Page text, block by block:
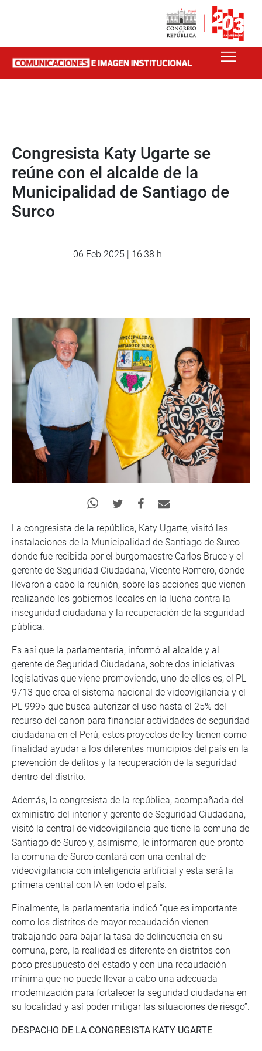
Congresista Katy Ugarte se
reúne con el alcalde de la
Municipalidad de Santiago de
Surco
06 Feb 2025 | 16:38 h
La congresista de la república, Katy Ugarte, visitó las
instalaciones de la Municipalidad de Santiago de Surco
donde fue recibida por el burgomaestre Carlos Bruce y el
gerente de Seguridad Ciudadana, Vicente Romero, donde
llevaron a cabo la reunión, sobre las acciones que vienen
realizando los gobiernos locales en la lucha contra la
inseguridad ciudadana y la recuperación de la seguridad
pública.
Es así que la parlamentaria, informó al alcalde y al
gerente de Seguridad Ciudadana, sobre dos iniciativas
legislativas que viene promoviendo, uno de ellos es, el PL
9713 que crea el sistema nacional de videovigilancia y el
PL 9995 que busca autorizar el uso hasta el 25% del
recurso del canon para financiar actividades de seguridad
ciudadana en el Perú, estos proyectos de ley tienen como
finalidad ayudar a los diferentes municipios del país en la
prevención de delitos y la recuperación de la seguridad
dentro del distrito.
Además, la congresista de la república, acompañada del
exministro del interior y gerente de Seguridad Ciudadana,
visitó la central de videovigilancia que tiene la comuna de
Santiago de Surco y, asimismo, le informaron que pronto
la comuna de Surco contará con una central de
videovigilancia con inteligencia artificial y esta será la
primera central con IA en todo el país.
Finalmente, la parlamentaria indicó “que es importante
como los distritos de mayor recaudación vienen
trabajando para bajar la tasa de delincuencia en su
comuna, pero, la realidad es diferente en distritos con
poco presupuesto del estado y con una recaudación
mínima que no puede llevar a cabo una adecuada
modernización para fortalecer la seguridad ciudadana en
su localidad y así poder mitigar las situaciones de riesgo”.
DESPACHO DE LA CONGRESISTA KATY UGARTE